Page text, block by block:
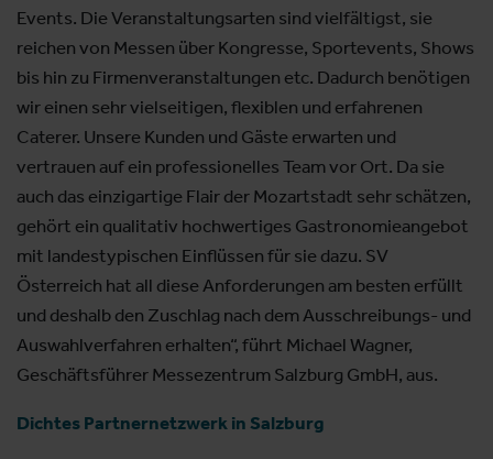
Events. Die Veranstaltungsarten sind vielfältigst, sie
reichen von Messen über Kongresse, Sportevents, Shows
bis hin zu Firmenveranstaltungen etc. Dadurch benötigen
wir einen sehr vielseitigen, flexiblen und erfahrenen
Caterer. Unsere Kunden und Gäste erwarten und
vertrauen auf ein professionelles Team vor Ort. Da sie
auch das einzigartige Flair der Mozartstadt sehr schätzen,
gehört ein qualitativ hochwertiges Gastronomieangebot
mit landestypischen Einflüssen für sie dazu. SV
Österreich hat all diese Anforderungen am besten erfüllt
und deshalb den Zuschlag nach dem Ausschreibungs- und
Auswahlverfahren erhalten“, führt Michael Wagner,
Geschäftsführer Messezentrum Salzburg GmbH, aus.
Dichtes Partnernetzwerk in Salzburg